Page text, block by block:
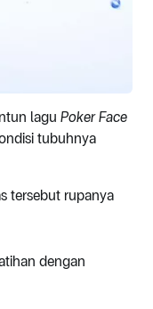
lagu Poker Face
tubuhnya
tersebut rupanya
dengan